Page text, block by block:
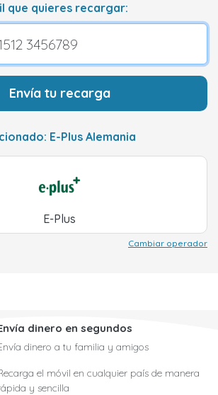
que quieres recargar:
Envía tu recarga
E-Plus Alemania
E-Plus
Cambiar operador
dinero en segundos
dinero a tu familia y amigos
el móvil en cualquier país de manera
y sencilla